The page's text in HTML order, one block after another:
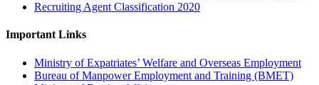
Recruiting Agent Classification 2020
Important Links
Ministry of Expatriates’ Welfare and Overseas Employment
Bureau of Manpower Employment and Training (BMET)